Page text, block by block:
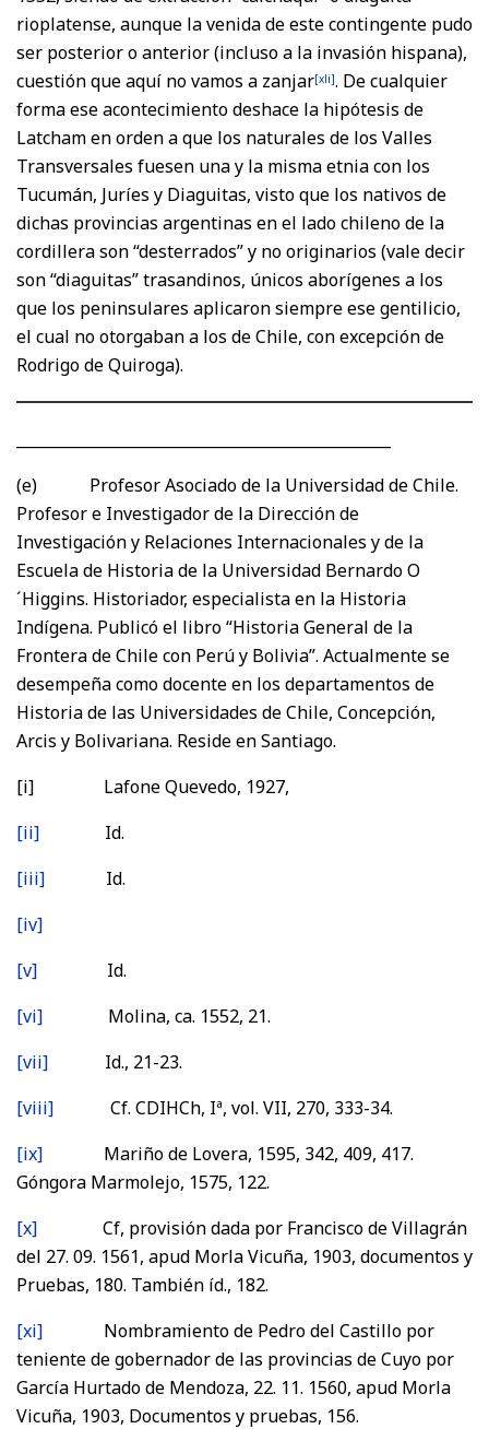
rioplatense, aunque la venida de este contingente pudo
ser posterior o anterior (incluso a la invasión hispana),
cuestión que aquí no vamos a zanjar[xli]. De cualquier
forma ese acontecimiento deshace la hipótesis de
Latcham en orden a que los naturales de los Valles
Transversales fuesen una y la misma etnia con los
Tucumán, Juríes y Diaguitas, visto que los nativos de
dichas provincias argentinas en el lado chileno de la
cordillera son “desterrados” y no originarios (vale decir
son “diaguitas” trasandinos, únicos aborígenes a los
que los peninsulares aplicaron siempre ese gentilicio,
el cual no otorgaban a los de Chile, con excepción de
Rodrigo de Quiroga).
(e) Profesor Asociado de la Universidad de Chile.
Profesor e Investigador de la Dirección de
Investigación y Relaciones Internacionales y de la
Escuela de Historia de la Universidad Bernardo O
´Higgins. Historiador, especialista en la Historia
Indígena. Publicó el libro “Historia General de la
Frontera de Chile con Perú y Bolivia”. Actualmente se
desempeña como docente en los departamentos de
Historia de las Universidades de Chile, Concepción,
Arcis y Bolivariana. Reside en Santiago.
[i] Lafone Quevedo, 1927,
[ii] Id.
[iii] Id.
[iv]
[v] Id.
[vi] Molina, ca. 1552, 21.
[vii] Id., 21-23.
[viii] Cf. CDIHCh, Iª, vol. VII, 270, 333-34.
[ix] Mariño de Lovera, 1595, 342, 409, 417.
Góngora Marmolejo, 1575, 122.
[x] Cf, provisión dada por Francisco de Villagrán
del 27. 09. 1561, apud Morla Vicuña, 1903, documentos y
Pruebas, 180. También íd., 182.
[xi] Nombramiento de Pedro del Castillo por
teniente de gobernador de las provincias de Cuyo por
García Hurtado de Mendoza, 22. 11. 1560, apud Morla
Vicuña, 1903, Documentos y pruebas, 156.